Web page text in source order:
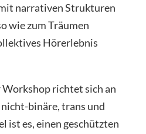
narrativen Strukturen
wie zum Träumen
Hörerlebnis
richtet sich an
nicht-binäre, trans und
ist es, einen geschützten